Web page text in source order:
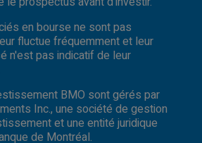
en bourse ne sont pas
fluctue fréquemment et leur
n'est pas indicatif de leur
BMO sont gérés par
Inc., une société de gestion
et une entité juridique
de Montréal.